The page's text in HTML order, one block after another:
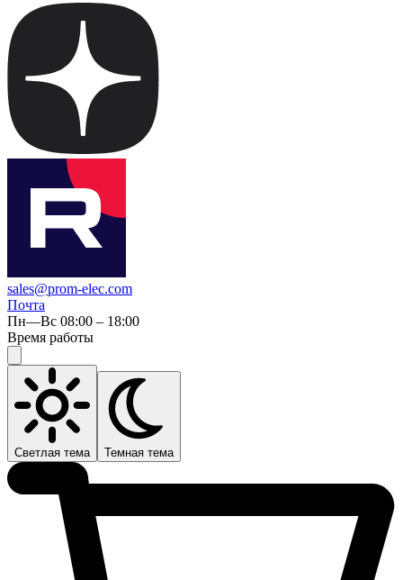
sales@prom-elec.com
Почта
Пн—Вс 08:00 – 18:00
Время работы
Светлая тема Темная тема